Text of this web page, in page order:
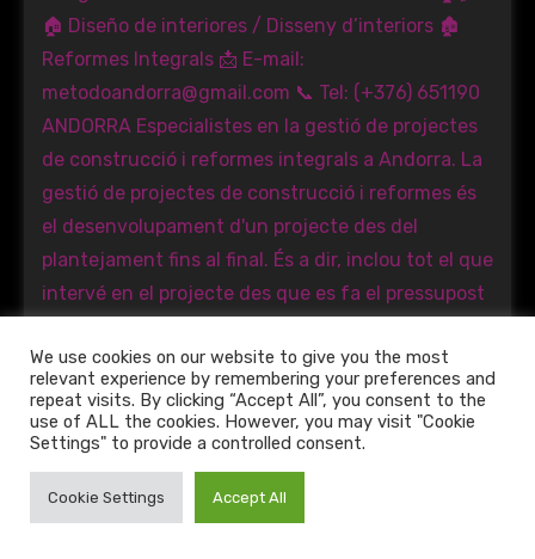
We use cookies on our website to give you the most
relevant experience by remembering your preferences and
repeat visits. By clicking “Accept All”, you consent to the
use of ALL the cookies. However, you may visit "Cookie
Settings" to provide a controlled consent.
Cookie Settings Accept All